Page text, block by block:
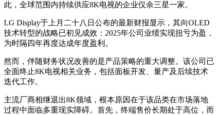
此，全球范围内持续供应8K电视的企业仅余三星一家。
LG Display于上月二十八日公布的最新财报显示，其向OLED
技术转型的战略已初见成效：2025年公司业绩实现扭亏为盈，
为时隔四年再度达成年度盈利。
然而，伴随财务状况改善的是产品策略的重大调整。该公司已
全面终止8K电视相关业务，包括面板开发、量产及后续技术
迭代工作。
主流厂商相继退出8K领域，根本原因在于该品类在市场落地
过程中面临多重现实障碍。首先，终端售价长期处于高位，而